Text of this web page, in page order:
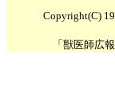
Copyright(C)
「獣医師広